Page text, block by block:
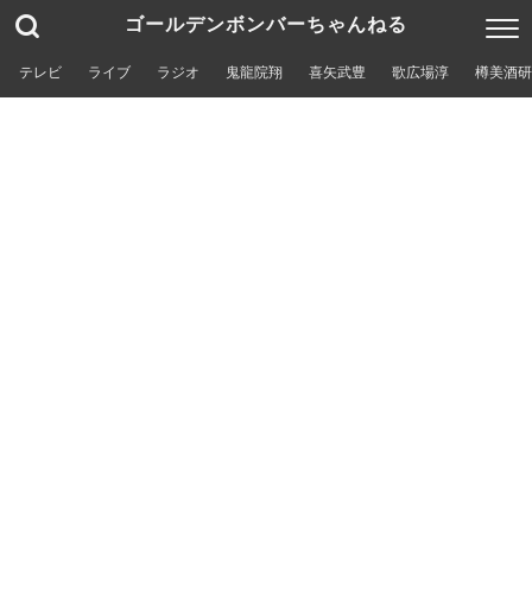
ゴールデンボンバーちゃんねる
テレビ ライブ ラジオ 鬼龍院翔 喜矢武豊 歌広場淳 樽美酒